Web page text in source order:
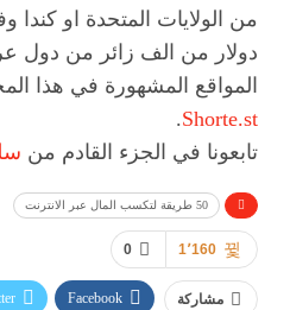
من الولايات المتحدة او
دولار من الف زائر من دول
المواقع المشهورة في هذا
Shorte.st
.
تابعونا في الجزء القادم من
50 طريقة لتكسب المال عبر الانترنت
0 1٬160
مشاركة Facebook